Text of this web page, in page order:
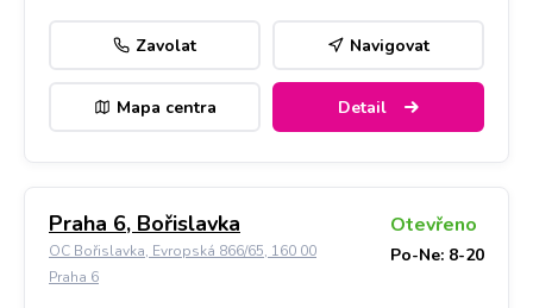
Zavolat Navigovat
Mapa centra Detail
Praha 6, Bořislavka
OC Bořislavka, Evropská 866/65, 160 00
Praha 6
Otevřeno
Po-Ne: 8-20